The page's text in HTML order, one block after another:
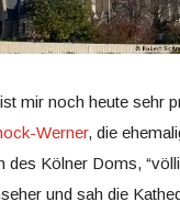
mir noch heute sehr
Werner, die
des Kölner Doms,
und sah die